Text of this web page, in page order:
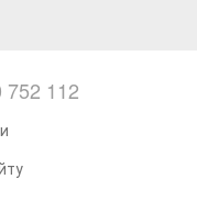
752 112